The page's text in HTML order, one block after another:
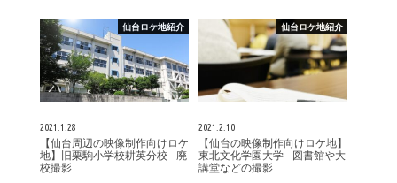
仙台ロケ地紹介
2021.1.28
【仙台周辺の映像制作向けロケ
地】旧栗駒小学校耕英分校 - 廃
校撮影
仙台ロケ地紹介
2021.2.10
【仙台の映像制作向けロケ地】
東北文化学園大学 - 図書館や大
講堂などの撮影